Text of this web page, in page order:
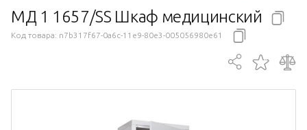
МД 1 1657/SS Шкаф медицинский
Код товара: n7b317f67-0a6c-11e9-80e3-005056980e61